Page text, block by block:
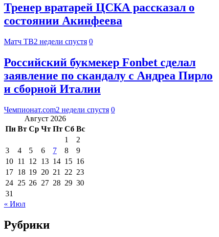
Тренер вратарей ЦСКА рассказал о
состоянии Акинфеева
Матч ТВ2 недели спустя 0
Российский букмекер Fonbet сделал
заявление по скандалу с Андреа Пирло
и сборной Италии
Чемпионат.com2 недели спустя 0
Август 2026
Пн Вт Ср Чт Пт Сб Вс
1
2
3
4 5 6 7 8
9
10 11 12 13 14 15 16
17 18 19 20 21 22 23
24 25 26 27 28 29 30
31
« Июл
Рубрики